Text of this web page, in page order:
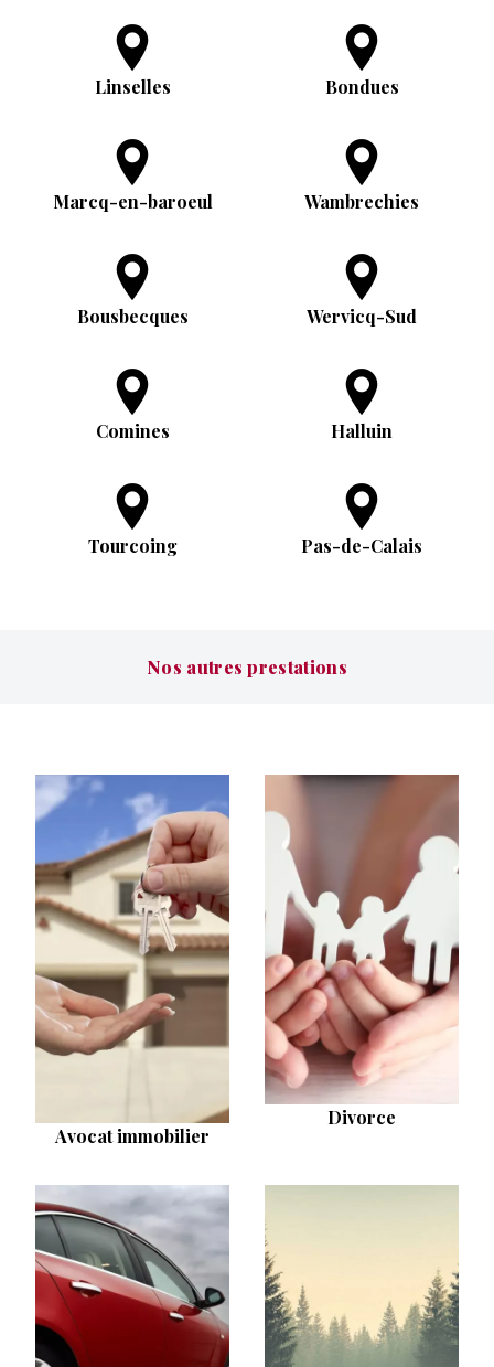
Linselles Bondues
Marcq-en-baroeul Wambrechies
Bousbecques Wervicq-Sud
Comines Halluin
Tourcoing Pas-de-Calais
Nos autres prestations
Avocat immobilier
Divorce